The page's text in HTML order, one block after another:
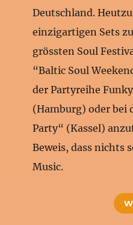
Deutschland.
einzigartigen Sets
grössten Soul
“Baltic Soul
der Partyreihe
(Hamburg) oder bei
Party“ (Kassel)
Beweis, dass nichts
Music.